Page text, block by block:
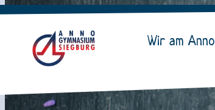
Wir am Anno